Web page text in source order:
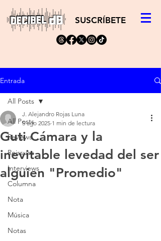
SUSCRÍBETE
Entrada
All Posts
Reviews
Reissues
Interviews
Columna
Nota
Música
Notas
All Posts
Guti Cámara y la
inevitable levedad del ser
alguien "Promedio"
J. Alejandro Rojas Luna
5 ago 2025 1 min de lectura